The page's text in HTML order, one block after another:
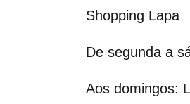
Shopping Lapa
De segunda a
Aos domingos: